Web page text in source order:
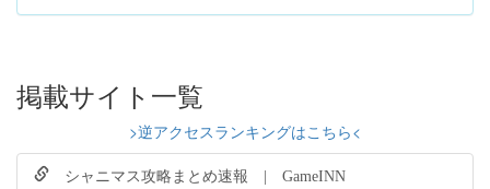
掲載サイト一覧
>逆アクセスランキングはこちら<
シャニマス攻略まとめ速報 | GameINN